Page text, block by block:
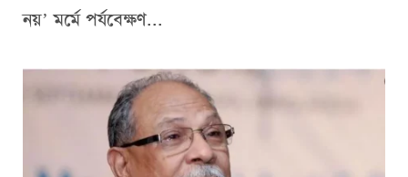
নয়’ মর্মে পর্যবেক্ষণ...